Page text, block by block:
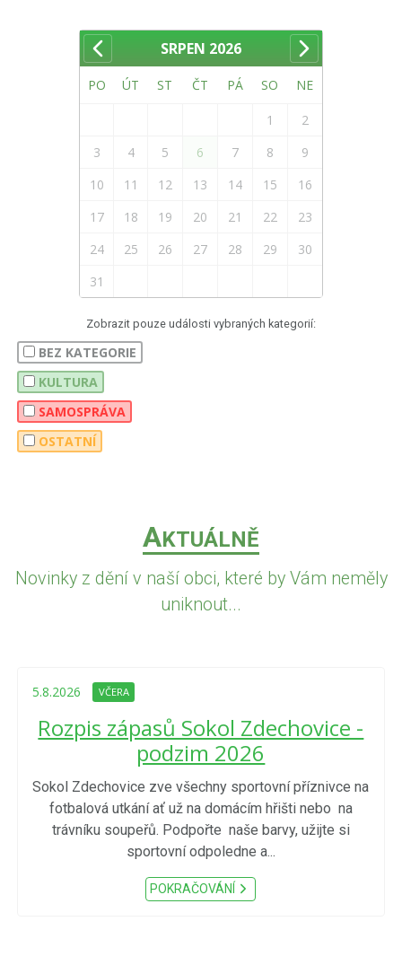
SRPEN 2026
PO ÚT ST ČT PÁ SO NE
1
2
3
4 5 6 7 8
9
10
11 12 13 14 15
16
17
18 19 20 21 22
23
24
25 26 27 28 29
30
31
Zobrazit pouze události vybraných kategorií:
BEZ KATEGORIE
KULTURA
SAMOSPRÁVA
OSTATNÍ
AKTUÁLNĚ
Novinky z dění v naší obci, které by Vám neměly
uniknout...
5.8.2026 VČERA
Rozpis zápasů Sokol Zdechovice -
podzim 2026
Sokol Zdechovice zve všechny sportovní příznivce na
fotbalová utkání ať už na domácím hřišti nebo na
trávníku soupeřů. Podpořte naše barvy, užijte si
sportovní odpoledne a...
POKRAČOVÁNÍ